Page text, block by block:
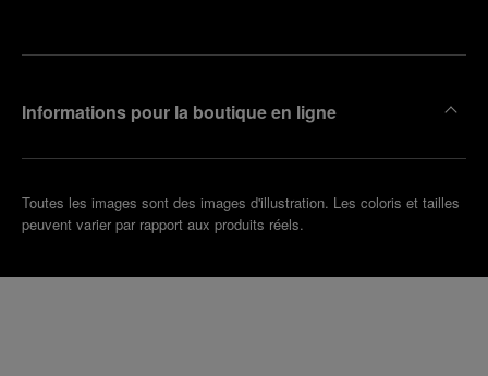
Informations pour la boutique en ligne
Toutes les images sont des images d'illustration. Les coloris et tailles
peuvent varier par rapport aux produits réels.